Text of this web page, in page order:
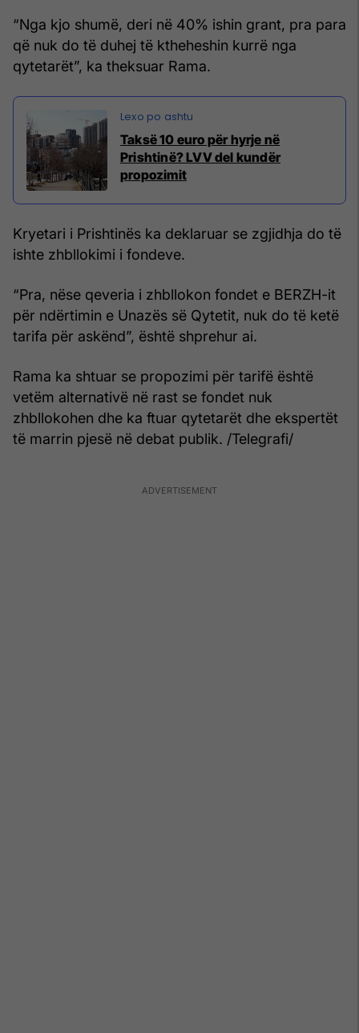
“Nga kjo shumë, deri në 40% ishin grant, pra para
që nuk do të duhej të ktheheshin kurrë nga
qytetarët”, ka theksuar Rama.
Taksë 10 euro për hyrje në
Prishtinë? LVV del kundër
propozimit
Kryetari i Prishtinës ka deklaruar se zgjidhja do të
ishte zhbllokimi i fondeve.
“Pra, nëse qeveria i zhbllokon fondet e BERZH-it
për ndërtimin e Unazës së Qytetit, nuk do të ketë
tarifa për askënd”, është shprehur ai.
Rama ka shtuar se propozimi për tarifë është
vetëm alternativë në rast se fondet nuk
zhbllokohen dhe ka ftuar qytetarët dhe ekspertët
të marrin pjesë në debat publik. /Telegrafi/